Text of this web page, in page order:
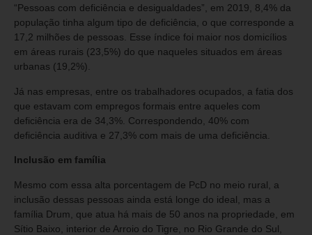
“Pessoas com deficiência e desigualdades”, em 2019, 8,4% da
população tinha algum tipo de deficiência, o que corresponde a
17,2 milhões de pessoas. Esse índice foi maior nos domicílios
em áreas rurais (23,5%) do que naqueles situados em áreas
urbanas (19,2%).
Já nas empresas, entre os trabalhadores ocupados, a fatia dos
que estavam com empregos formais entre aqueles com
deficiência era de 34,3%. Correspondendo, 40% com
deficiência auditiva e 27,3% com mais de uma deficiência.
Inclusão em família
Mesmo com essa alta porcentagem de PcD no meio rural, a
inclusão dessas pessoas ainda está longe do ideal, mas a
família Drum, que atua há mais de 50 anos na propriedade, em
Sítio Baixo, interior de Arroio do Tigre, no Rio Grande do Sul,